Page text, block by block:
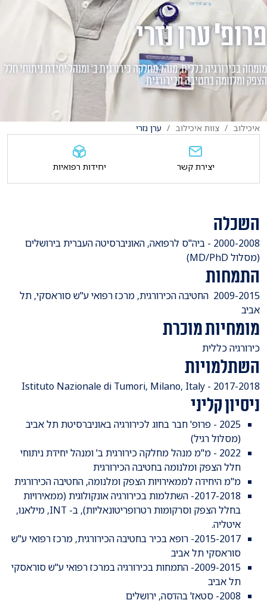
פרופ' ערן נזרי
מומחה בכירורגיה כללית, מנהל מחלקה כירורגית ב' ומנהל יחידת ניתוחי חלל
הצפק ומלנומה בחטיבה הכירורגית
איכילוב צוות איכילוב ערן נזרי
השכלה
​2000-2008 - ביה"ס לרפואה, האוניברסיטה העברית בירושלים
(מסלול MD/PhD)
התמחות
​2009-2015 החטיבה הכירורגית, מרכז רפואי ע"ש סוראסקי, תל
אביב
מומחיות מוכרת
​כירורגיה כללית
השתלמויות
2017-2018 - ​Istituto Nazionale di Tumori, Milano, Italy
ניסיון קליני
2025 - פרופ' חבר בחוג לכירורגיה באוניברסיטת תל אביב
(מסלול רגיל)
2022 - מ"מ מנהל מחלקה כירורגית ב' ומנהל יחידת ניתוחי
חלל הצפק ומלנומה בחטיבה הכירורגית
מ"מ היחידה לממאירויות הצפק ומלנומה, החטיבה הכירורגית
2017-2018- השתלמות בכירורגיה אונקולוגית (ממאירויות
בחלל הצפק וסרקומות רטרופריטונאליות), ב- INT, מילאנו,
איטליה.
2015-2017- רופא בכיר בחטיבה הכירורגית, מרכז רפואי ע"ש
סוראסקי תל אביב
2009-2015- התמחות בכירורגיה במרכז רפואי ע"ש סוראסקי
תל אביב
​2008- סטאז' בהדסה, ירושלים
יצירת קשר יחידות רפואיות